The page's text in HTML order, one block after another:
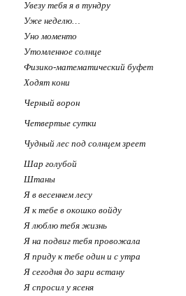
Увезу тебя я в тундру
Уже неделю…
Уно моменто
Утомленное солнце
Физико-математический буфет
Ходят кони
Черный ворон
Четвертые сутки
Чудный лес под солнцем зреет
Шар голубой
Штаны
Я в весеннем лесу
Я к тебе в окошко войду
Я люблю тебя жизнь
Я на подвиг тебя провожала
Я приду к тебе один и с утра
Я сегодня до зари встану
Я спросил у ясеня